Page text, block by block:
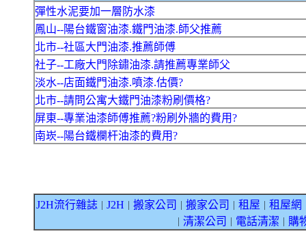
彈性水泥要加一層防水漆
鳳山--陽台鐵窗油漆.鐵門油漆.師父推薦
北市--社區大門油漆.推薦師傅
社子--工廠大門除鏽油漆.請推薦專業師父
淡水--店面鐵門油漆.噴漆.估價?
北市--請問公寓大鐵門油漆粉刷價格?
屏東--專業油漆師傅推薦?粉刷外牆的費用?
南崁--陽台鐵欄杆油漆的費用?
J2H流行雜誌 J2H 搬家公司 搬家公司 租屋 租屋網
清潔公司 電話清潔 購